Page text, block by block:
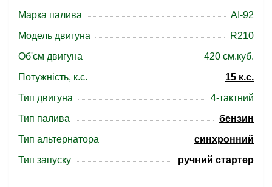
Марка палива
АІ-92
Модель двигуна
R210
Об'єм двигуна
420 см.куб.
Потужність, к.с.
15 к.с.
Тип двигуна
4-тактний
Тип палива
бензин
Тип альтернатора
синхронний
Тип запуску
ручний стартер